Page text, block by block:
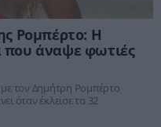
Ρομπέρτο: Η
άναψε φωτιές
τον Δημήτρη Ρομπέρτο
όταν έκλεισε τα 32